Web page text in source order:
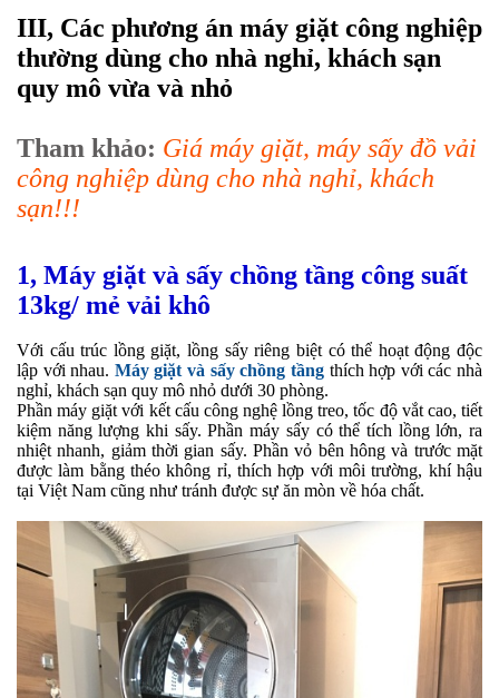
III, Các phương án máy giặt công nghiệp
thường dùng cho nhà nghỉ, khách sạn
quy mô vừa và nhỏ
Tham khảo: Giá máy giặt, máy sấy đồ vải
công nghiệp dùng cho nhà nghỉ, khách
sạn!!!
1, Máy giặt và sấy chồng tầng công suất
13kg/ mẻ vải khô
Với cấu trúc lồng giặt, lồng sấy riêng biệt có thể hoạt động độc
lập với nhau. Máy giặt và sấy chồng tầngthích hợp với các nhà
nghỉ, khách sạn quy mô nhỏ dưới 30 phòng.
Phần máy giặt với kết cấu công nghệ lồng treo, tốc độ vắt cao, tiết
kiệm năng lượng khi sấy. Phần máy sấy có thể tích lồng lớn, ra
nhiệt nhanh, giảm thời gian sấy. Phần vỏ bên hông và trước mặt
được làm bằng théo không rỉ, thích hợp với môi trường, khí hậu
tại Việt Nam cũng như tránh được sự ăn mòn về hóa chất.